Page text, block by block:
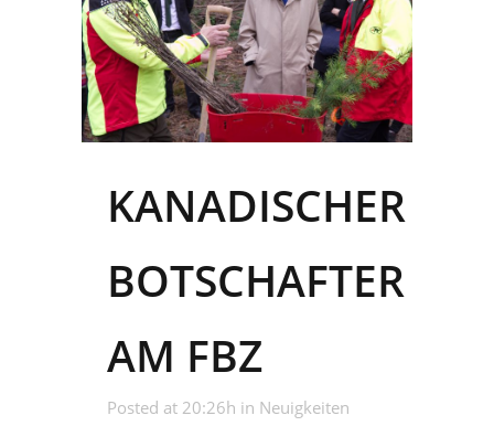
KANADISCHER
BOTSCHAFTER
AM FBZ
Posted at 20:26h in Neuigkeiten